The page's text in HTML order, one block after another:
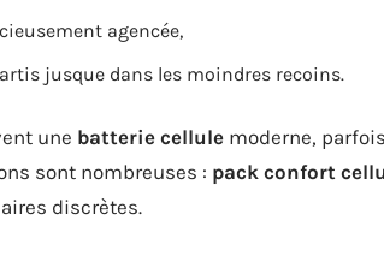
agencée,
jusque dans les moindres recoins.
une batterie cellule moderne,
sont nombreuses : pack confort
discrètes.